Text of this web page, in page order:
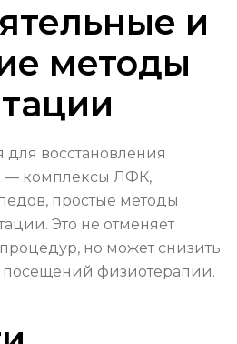
и
методы
восстановления
— комплексы ЛФК,
простые методы
Это не отменяет
но может снизить
посещений физиотерапии.